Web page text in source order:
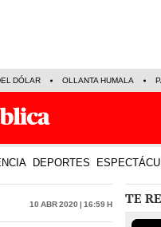
DÓLAR OLLANTA HUMALA
DEPORTES
10 Abr 2020 | 16:59 h TE